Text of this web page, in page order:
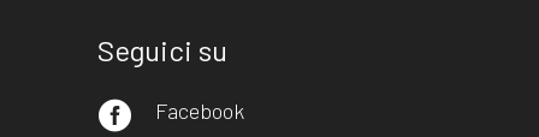
Seguici su
 Facebook